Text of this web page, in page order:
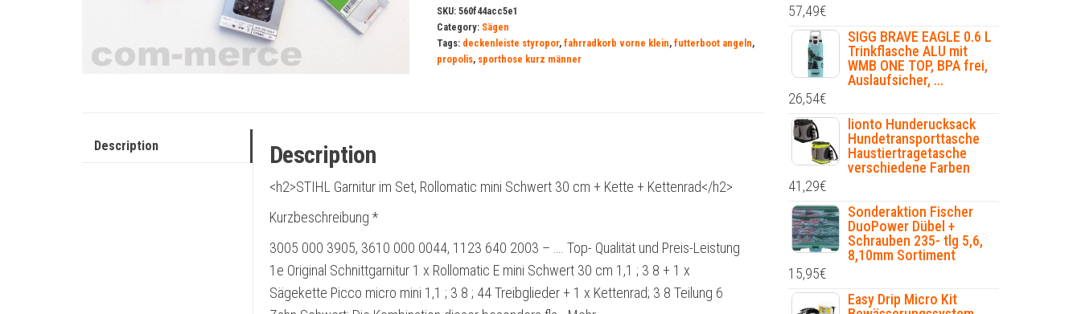
SKU: 560f44acc5e1
Category: Sägen
Tags: deckenleiste styropor, fahrradkorb vorne klein, futterboot angeln,
propolis, sporthose kurz männer
Description Description
<h2>STIHL Garnitur im Set, Rollomatic mini Schwert 30 cm + Kette + Kettenrad</h2>
Kurzbeschreibung *
3005 000 3905, 3610 000 0044, 1123 640 2003 – …. Top- Qualität und Preis-Leistung
1e Original Schnittgarnitur 1 x Rollomatic E mini Schwert 30 cm 1,1 ; 3 8 + 1 x
Sägekette Picco micro mini 1,1 ; 3 8 ; 44 Treibglieder + 1 x Kettenrad; 3 8 Teilung 6
57,49€
SIGG BRAVE EAGLE 0.6 L
Trinkflasche ALU mit
WMB ONE TOP, BPA frei,
Auslaufsicher, ...
26,54€
lionto Hunderucksack
Hundetransporttasche
Haustiertragetasche
verschiedene Farben
41,29€
Sonderaktion Fischer
DuoPower Dübel +
Schrauben 235- tlg 5,6,
8,10mm Sortiment
15,95€
Easy Drip Micro Kit